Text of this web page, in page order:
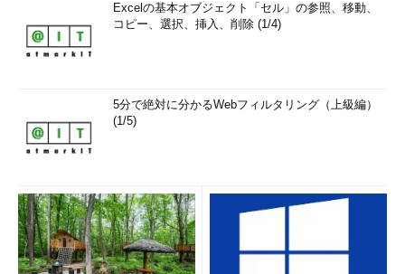
Excelの基本オブジェクト「セル」の参照、移動、
コピー、選択、挿入、削除 (1/4)
5分で絶対に分かるWebフィルタリング（上級編）
(1/5)